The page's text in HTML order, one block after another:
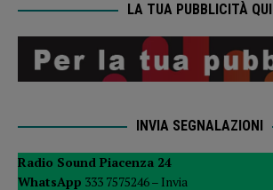
LA TUA PUBBLICITÀ QUI
INVIA SEGNALAZIONI
Radio Sound Piacenza 24
WhatsApp 333 7575246 – Invia